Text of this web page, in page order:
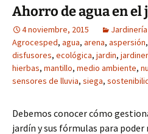
Ahorro de agua en el
4 noviembre, 2015
Agrocesped, agua, arena, aspersión,
disfusores, ecológica, jardin,
hierbas, mantillo, medio ambiente,
sensores de lluvia, siega,
Debemos conocer cómo
jardín y sus fórmulas para